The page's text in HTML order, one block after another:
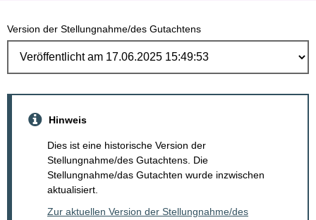
Version der Stellungnahme/des Gutachtens
Hinweis
Dies ist eine historische Version der
Stellungnahme/des Gutachtens. Die
Stellungnahme/das Gutachten wurde inzwischen
aktualisiert.
Zur aktuellen Version der Stellungnahme/des